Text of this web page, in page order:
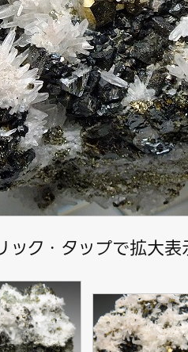
ック・タップで拡大表